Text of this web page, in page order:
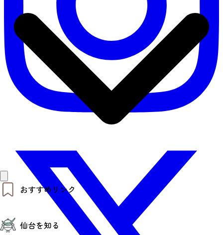
おすすめリンク
仙台夜時間
モデルコース
仙台を知る